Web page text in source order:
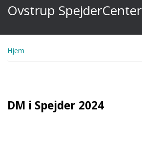
Ovstrup SpejderCenter
Hjem
DM i Spejder 2024